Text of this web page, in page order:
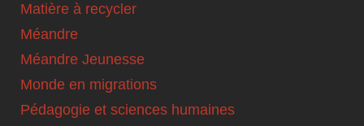
Matière à recycler
Méandre
Méandre Jeunesse
Monde en migrations
Pédagogie et sciences humaines